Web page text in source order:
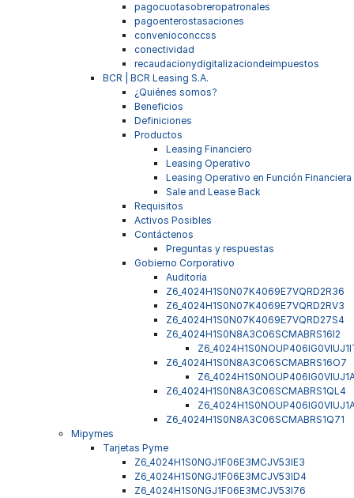
pagocuotasobreropatronales
pagoenterostasaciones
convenioconccss
conectividad
recaudacionydigitalizaciondeimpuestos
BCR | BCR Leasing S.A.
¿Quiénes somos?
Beneficios
Definiciones
Productos
Leasing Financiero
Leasing Operativo
Leasing Operativo en Función Financiera
Sale and Lease Back
Requisitos
Activos Posibles
Contáctenos
Preguntas y respuestas
Gobierno Corporativo
Auditoría
Z6_4024H1S0N07K4069E7VQRD2R36
Z6_4024H1S0N07K4069E7VQRD2RV3
Z6_4024H1S0N07K4069E7VQRD27S4
Z6_4024H1S0N8A3C06SCMABRS16I2
Z6_4024H1S0N8A3C06SCMABRS16O7
Z6_4024H1S0N8A3C06SCMABRS1QL4
Z6_4024H1S0N8A3C06SCMABRS1Q71
Mipymes
Tarjetas Pyme
Z6_4024H1S0NGJ1F06E3MCJV53IE3
Z6_4024H1S0NGJ1F06E3MCJV53ID4
Z6_4024H1S0NGJ1F06E3MCJV53I76